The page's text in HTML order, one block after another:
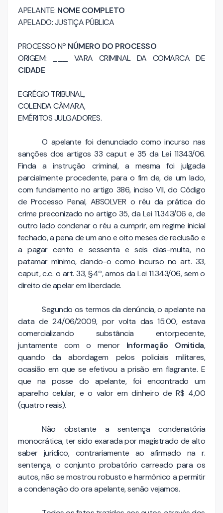
APELANTE: NOME COMPLETO
APELADO: JUSTIÇA PÚBLICA
PROCESSO Nº NÚMERO DO PROCESSO
ORIGEM:
VARA CRIMINAL DA COMARCA DE
CIDADE
EGRÉGIO TRIBUNAL,
COLENDA CÂMARA,
EMÉRITOS JULGADORES.
O apelante foi denunciado como incurso nas
sanções dos artigos 33 caput e 35 da Lei 11343/06.
Finda a instrução criminal, a mesma foi julgada
parcialmente procedente, para o fim de, de um lado,
com fundamento no artigo 386, inciso VII, do Código
de Processo Penal, ABSOLVER o réu da prática do
crime preconizado no artigo 35, da Lei 11.343/06 e, de
outro lado condenar o réu a cumprir, em regime inicial
fechado, a pena de um ano e oito meses de reclusão e
a pagar cento e sessenta e seis dias-multa, no
patamar mínimo, dando-o como incurso no art. 33,
caput, c.c. o art. 33, §4º, amos da Lei 11.343/06, sem o
direito de apelar em liberdade.
Segundo os termos da denúncia, o apelante na
data de 24/06/2009, por volta das 15:00, estava
comercializando substância entorpecente,
juntamente com o menor Informação Omitida,
quando da abordagem pelos policiais militares,
ocasião em que se efetivou a prisão em flagrante. E
que na posse do apelante, foi encontrado um
aparelho celular, e o valor em dinheiro de R$ 4,00
(quatro reais).
Não obstante a sentença condenatória
monocrática, ter sido exarada por magistrado de alto
saber jurídico, contrariamente ao afirmado na r.
sentença, o conjunto probatório carreado para os
autos, não se mostrou robusto e harmônico a permitir
a condenação do ora apelante, senão vejamos.